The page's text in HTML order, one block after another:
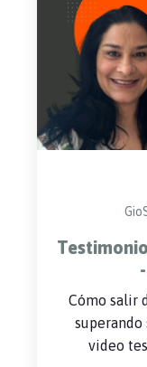
Cómo salir
video